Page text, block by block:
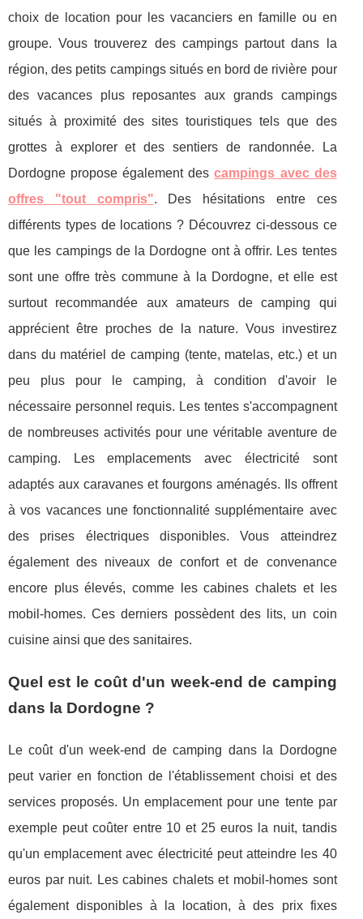
choix de location pour les vacanciers en famille ou en
groupe. Vous trouverez des campings partout dans la
région, des petits campings situés en bord de rivière pour
des vacances plus reposantes aux grands campings
situés à proximité des sites touristiques tels que des
grottes à explorer et des sentiers de randonnée. La
Dordogne propose également descampings avec des
offres "tout compris". Des hésitations entre ces
différents types de locations ? Découvrez ci-dessous ce
que les campings de la Dordogne ont à offrir. Les tentes
sont une offre très commune à la Dordogne, et elle est
surtout recommandée aux amateurs de camping qui
apprécient être proches de la nature. Vous investirez
dans du matériel de camping (tente, matelas, etc.) et un
peu plus pour le camping, à condition d'avoir le
nécessaire personnel requis. Les tentes s'accompagnent
de nombreuses activités pour une véritable aventure de
camping. Les emplacements avec électricité sont
adaptés aux caravanes et fourgons aménagés. Ils offrent
à vos vacances une fonctionnalité supplémentaire avec
des prises électriques disponibles. Vous atteindrez
également des niveaux de confort et de convenance
encore plus élevés, comme les cabines chalets et les
mobil-homes. Ces derniers possèdent des lits, un coin
cuisine ainsi que des sanitaires.
Quel est le coût d'un week-end de camping
dans la Dordogne ?
Le coût d'un week-end de camping dans la Dordogne
peut varier en fonction de l'établissement choisi et des
services proposés. Un emplacement pour une tente par
exemple peut coûter entre 10 et 25 euros la nuit, tandis
qu'un emplacement avec électricité peut atteindre les 40
euros par nuit. Les cabines chalets et mobil-homes sont
également disponibles à la location, à des prix fixes